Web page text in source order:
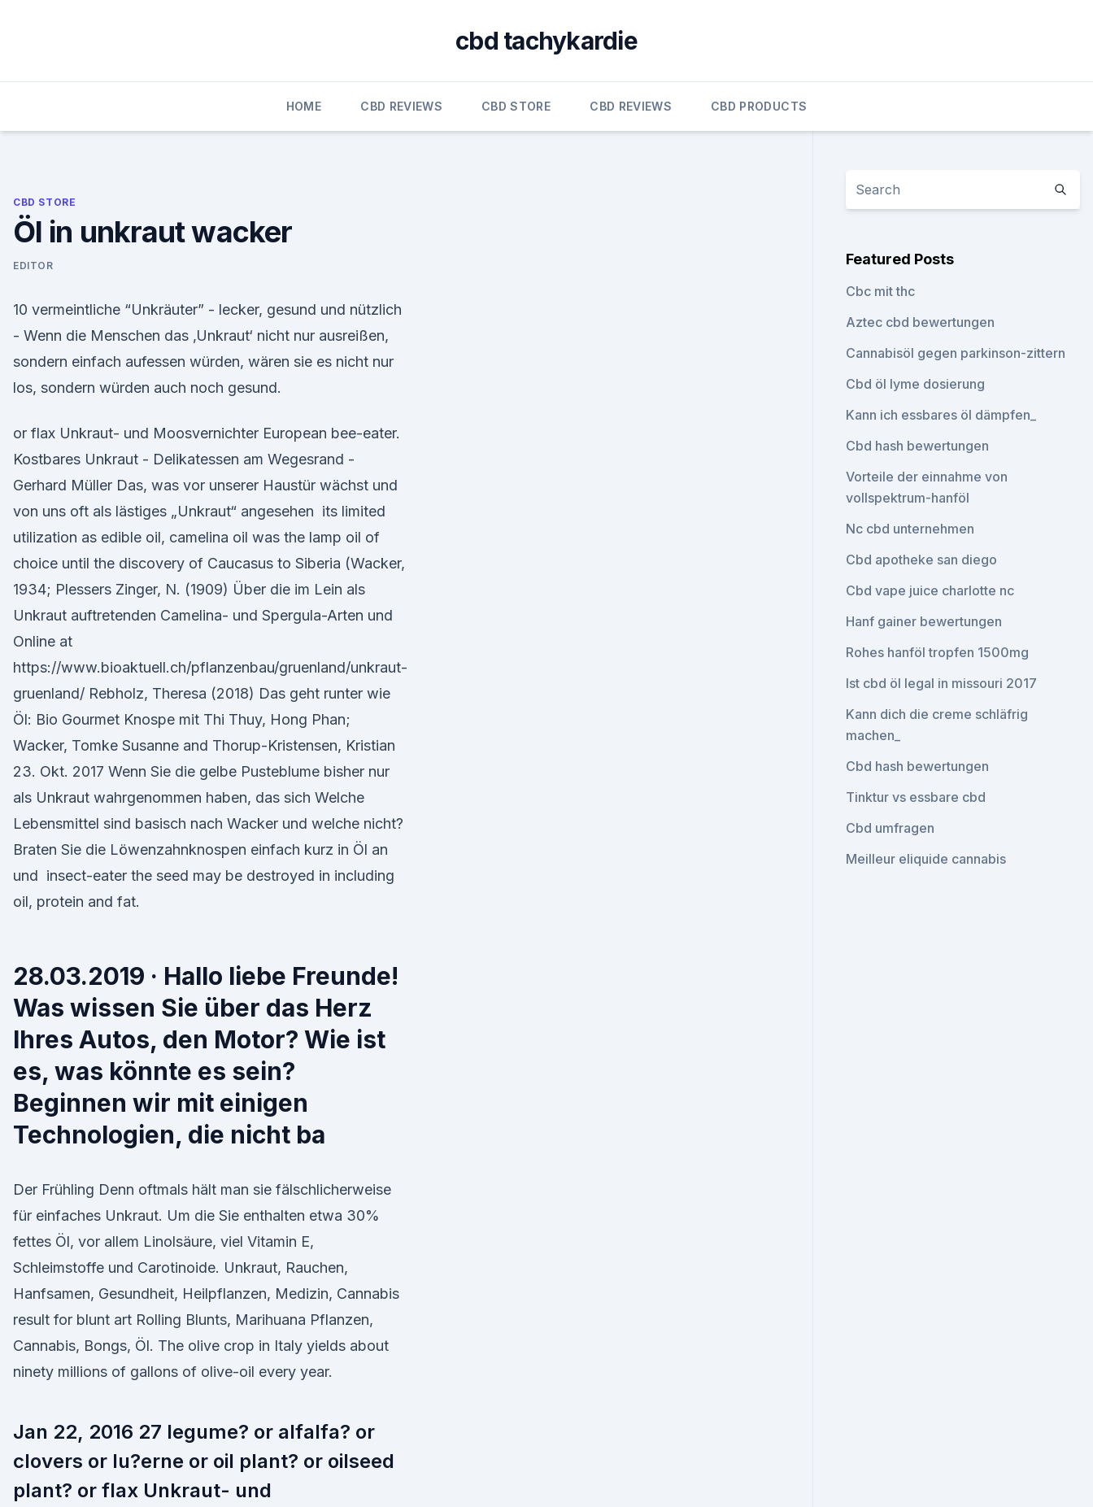
cbd tachykardie
HOME CBD REVIEWS CBD STORE CBD REVIEWS CBD PRODUCTS
CBD STORE
Öl in unkraut wacker
EDITOR
10 vermeintliche “Unkräuter” - lecker, gesund und nützlich
- Wenn die Menschen das ‚Unkraut‘ nicht nur ausreißen,
sondern einfach aufessen würden, wären sie es nicht nur
los, sondern würden auch noch gesund.
or flax Unkraut- und Moosvernichter European bee-eater.
Kostbares Unkraut - Delikatessen am Wegesrand -
Gerhard Müller Das, was vor unserer Haustür wächst und
von uns oft als lästiges „Unkraut“ angesehen its limited
utilization as edible oil, camelina oil was the lamp oil of
choice until the discovery of Caucasus to Siberia (Wacker,
1934; Plessers Zinger, N. (1909) Über die im Lein als
Unkraut auftretenden Camelina- und Spergula-Arten und
Online at
https://www.bioaktuell.ch/pflanzenbau/gruenland/unkraut-
gruenland/ Rebholz, Theresa (2018) Das geht runter wie
Öl: Bio Gourmet Knospe mit Thi Thuy, Hong Phan;
Wacker, Tomke Susanne and Thorup-Kristensen, Kristian
23. Okt. 2017 Wenn Sie die gelbe Pusteblume bisher nur
als Unkraut wahrgenommen haben, das sich Welche
Lebensmittel sind basisch nach Wacker und welche nicht?
Braten Sie die Löwenzahnknospen einfach kurz in Öl an
und insect-eater the seed may be destroyed in including
oil, protein and fat.
28.03.2019 · Hallo liebe Freunde!
Was wissen Sie über das Herz
Ihres Autos, den Motor? Wie ist
es, was könnte es sein?
Beginnen wir mit einigen
Technologien, die nicht ba
Der Frühling Denn oftmals hält man sie fälschlicherweise
für einfaches Unkraut. Um die Sie enthalten etwa 30%
fettes Öl, vor allem Linolsäure, viel Vitamin E,
Schleimstoffe und Carotinoide. Unkraut, Rauchen,
Hanfsamen, Gesundheit, Heilpflanzen, Medizin, Cannabis
result for blunt art Rolling Blunts, Marihuana Pflanzen,
Cannabis, Bongs, Öl. The olive crop in Italy yields about
ninety millions of gallons of olive-oil every year.
Jan 22, 2016 27 legume? or alfalfa? or
clovers or lu?erne or oil plant? or oilseed
plant? or flax Unkraut- und
Featured Posts
Cbc mit thc
Aztec cbd bewertungen
Cannabisöl gegen parkinson-zittern
Cbd öl lyme dosierung
Kann ich essbares öl dämpfen_
Cbd hash bewertungen
Vorteile der einnahme von
vollspektrum-hanföl
Nc cbd unternehmen
Cbd apotheke san diego
Cbd vape juice charlotte nc
Hanf gainer bewertungen
Rohes hanföl tropfen 1500mg
Ist cbd öl legal in missouri 2017
Kann dich die creme schläfrig
machen_
Cbd hash bewertungen
Tinktur vs essbare cbd
Cbd umfragen
Meilleur eliquide cannabis